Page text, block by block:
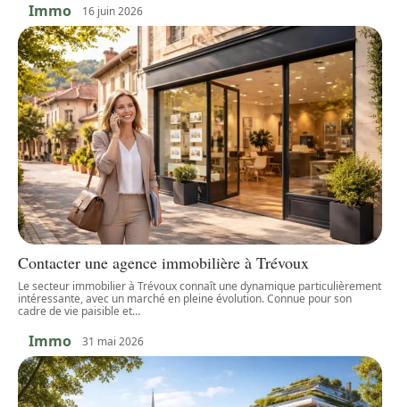
Immo 16 juin 2026
Contacter une agence immobilière à Trévoux
Le secteur immobilier à Trévoux connaît une dynamique particulièrement
intéressante, avec un marché en pleine évolution. Connue pour son
cadre de vie paisible et…
Immo 31 mai 2026